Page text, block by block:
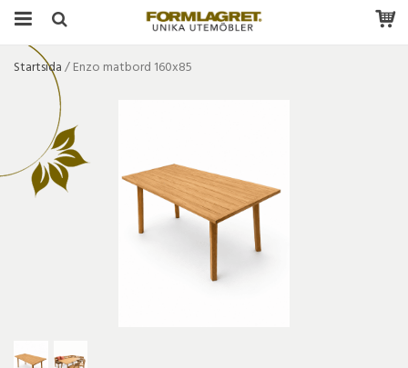
Startsida/Enzo matbord 160x85